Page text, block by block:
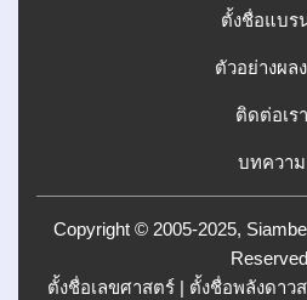
ตั้งชื่อแบร
ตัวอย่างผล
ติดต่อเรา
บทความ
Copyright © 2005-2025,
ตั้งชื่อเลขศาสตร์| ตั้งชื่อพลังดาว